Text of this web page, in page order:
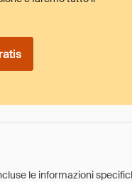
le informazioni